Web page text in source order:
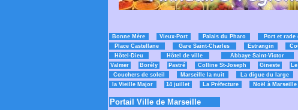
Bonne Mère Vieux-Port Palais du Pharo Port et rade
Place Castellane
Gare Saint-Charles Estrangin
Hôtel-Dieu
Hôtel de ville Abbaye Saint-Victor
Valmer
Borély Pastré Colline St-Joseph Gineste
Couchers de soleil
Marseille la nuit La digue du large
la Vieille Major
14 juillet La Préfecture Noël à Marseille
Portail Ville de Marseille